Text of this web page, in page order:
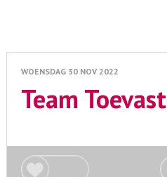
WOENSDAG 30 NOV 2022
Team Toevast